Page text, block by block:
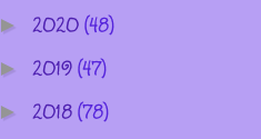
► 2020(48)
► 2019(47)
► 2018(78)